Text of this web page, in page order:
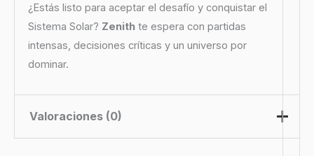
¿Estás listo para aceptar el desafío y conquistar el
Sistema Solar? Zenith te espera con partidas
intensas, decisiones críticas y un universo por
dominar.
Valoraciones (0)